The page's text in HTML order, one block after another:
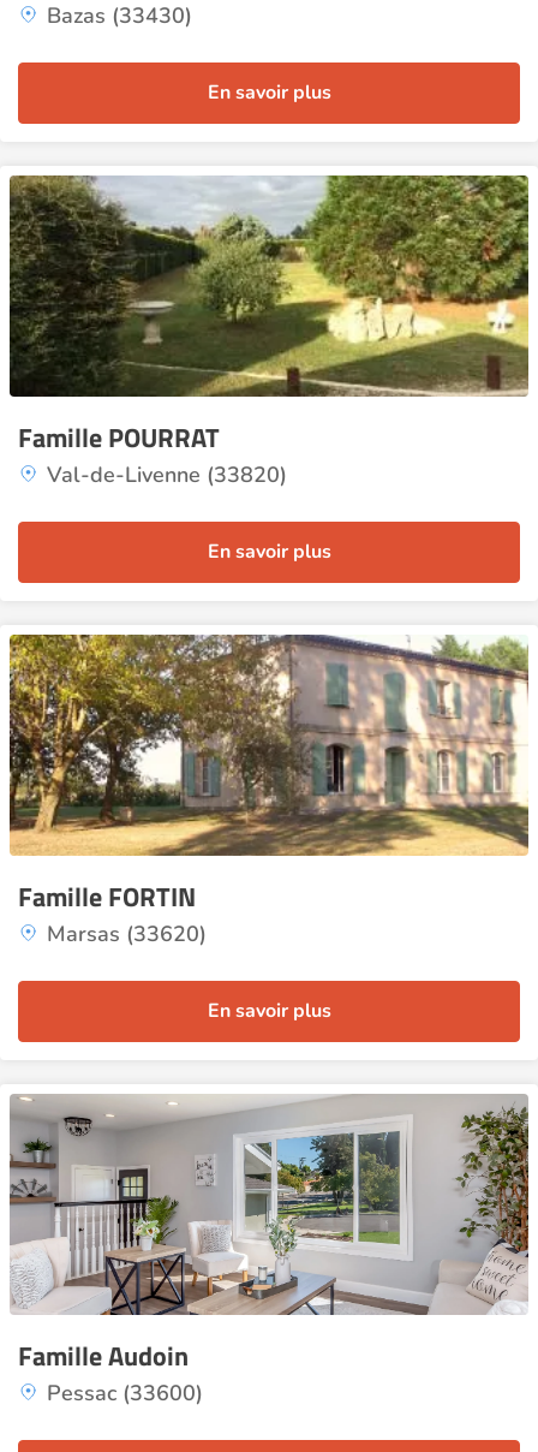
Bazas (33430)
En savoir plus
Famille POURRAT
Val-de-Livenne (33820)
En savoir plus
Famille FORTIN
Marsas (33620)
En savoir plus
Famille Audoin
Pessac (33600)